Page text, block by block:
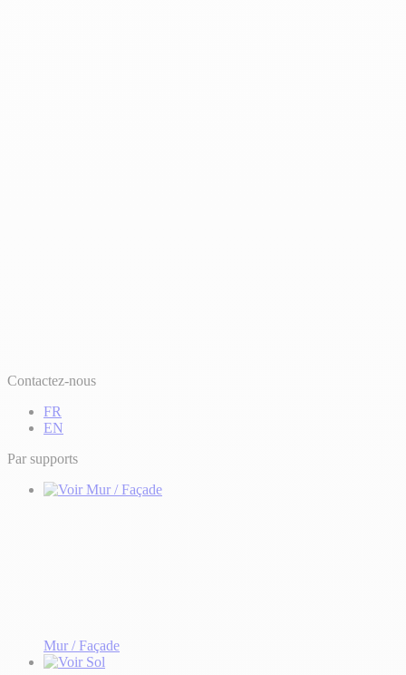
Contactez-nous
FR
EN
Par supports
Mur / Façade